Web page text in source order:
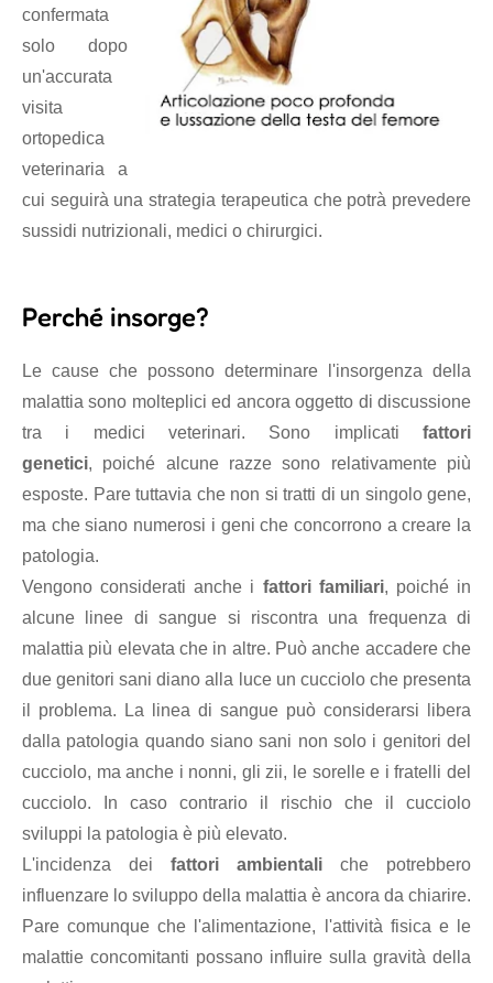
confermata
solo dopo
un'accurata
visita
ortopedica
veterinaria a
cui seguirà una strategia terapeutica che potrà prevedere
sussidi nutrizionali, medici o chirurgici.
Perché insorge?
Le cause che possono determinare l'insorgenza della
malattia sono molteplici ed ancora oggetto di discussione
tra i medici veterinari. Sono implicati fattori
genetici, poiché alcune razze sono relativamente più
esposte. Pare tuttavia che non si tratti di un singolo gene,
ma che siano numerosi i geni che concorrono a creare la
patologia.
Vengono considerati anche i fattori familiari, poiché in
alcune linee di sangue si riscontra una frequenza di
malattia più elevata che in altre. Può anche accadere che
due genitori sani diano alla luce un cucciolo che presenta
il problema. La linea di sangue può considerarsi libera
dalla patologia quando siano sani non solo i genitori del
cucciolo, ma anche i nonni, gli zii, le sorelle e i fratelli del
cucciolo. In caso contrario il rischio che il cucciolo
sviluppi la patologia è più elevato.
L'incidenza dei fattori ambientali che potrebbero
influenzare lo sviluppo della malattia è ancora da chiarire.
Pare comunque che l'alimentazione, l'attività fisica e le
malattie concomitanti possano influire sulla gravità della